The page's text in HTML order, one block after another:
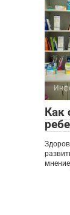
Как